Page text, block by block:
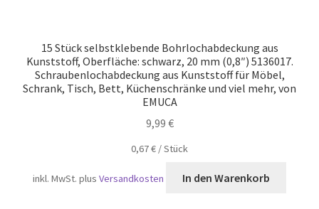
15 Stück selbstklebende Bohrlochabdeckung aus
Kunststoff, Oberfläche: schwarz, 20 mm (0,8″) 5136017.
Schraubenlochabdeckung aus Kunststoff für Möbel,
Schrank, Tisch, Bett, Küchenschränke und viel mehr, von
EMUCA
9,99 €
0,67€ /Stück
inkl. MwSt. plusVersandkosten In den Warenkorb